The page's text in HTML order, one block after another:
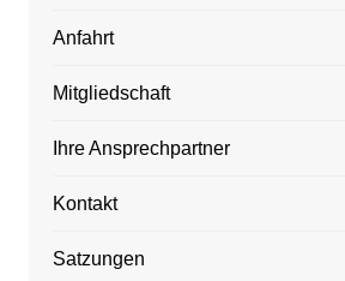
Anfahrt
Mitgliedschaft
Ihre Ansprechpartner
Kontakt
Satzungen